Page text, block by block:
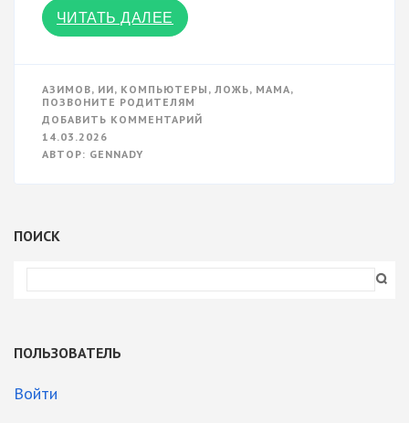
ЧИТАТЬ ДАЛЕЕ
АЗИМОВ, ИИ, КОМПЬЮТЕРЫ , ЛОЖЬ, МАМА,
ПОЗВОНИТЕ РОДИТЕЛЯМ
ДОБАВИТЬ КОММЕНТАРИЙ
14.03.2026
АВТОР: GENNADY
ПОИСК
ПОЛЬЗОВАТЕЛЬ
Войти